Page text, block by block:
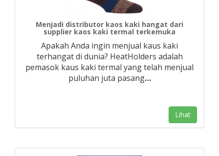
Menjadi distributor kaos kaki hangat dari
supplier kaos kaki termal terkemuka
Apakah Anda ingin menjual kaus kaki
terhangat di dunia? HeatHolders adalah
pemasok kaus kaki termal yang telah menjual
puluhan juta pasang…
Lihat